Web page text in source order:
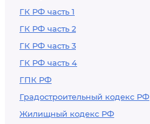
ГК РФ часть 1
ГК РФ часть 2
ГК РФ часть 3
ГК РФ часть 4
ГПК РФ
Градостроительный кодекс РФ
Жилищный кодекс РФ